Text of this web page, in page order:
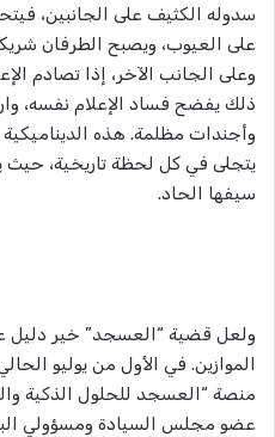
سدوله الكثيف على الجانبين،
على العيوب، ويصبح الطرفان
وعلى الجانب الآخر، إذا تصادم
ذلك يفضح فساد الإعلام نفسه،
وأجندات مظلمة. هذه
يتجلى في كل لحظة تاريخية، حيث
سيفها الحاد.
ولعل قضية “العسجد” خير دليل
الموازين. في الأول من يوليو
منصة “العسجد للحلول الذكية
عضو مجلس السيادة ومسؤولي